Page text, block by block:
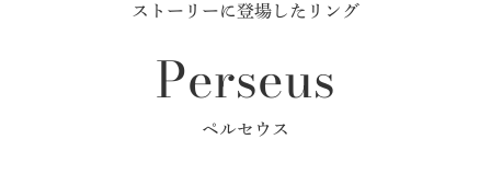
ストーリーに登場したリング
Perseus
ペルセウス